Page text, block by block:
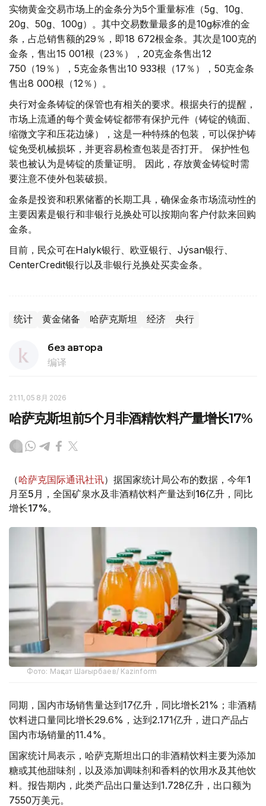
实物黄金交易市场上的金条分为5个重量标准（5g、10g、
20g、50g、100g）。其中交易数量最多的是10g标准的金
条，占总销售额的29％，即18 672根金条。其次是100克的
金条，售出15 001根（23％），20克金条售出12
750（19％），5克金条售出10 933根（17％），50克金条
售出8 000根（12％）。
央行对金条铸锭的保管也有相关的要求。根据央行的提醒，
市场上流通的每个黄金铸锭都带有保护元件（铸锭的镜面、
缩微文字和压花边缘），这是一种特殊的包装，可以保护铸
锭免受机械损坏，并更容易检查包装是否打开。 保护性包
装也被认为是铸锭的质量证明。 因此，存放黄金铸锭时需
要注意不使外包装破损。
金条是投资和积累储蓄的长期工具，确保金条市场流动性的
主要因素是银行和非银行兑换处可以按期向客户付款来回购
金条。
目前，民众可在Halyk银行、欧亚银行、Jýsan银行、
CenterCredit银行以及非银行兑换处买卖金条。
统计 黄金储备 哈萨克斯坦 经济 央行
без автора
编译
21:11, 05 8月 2026
哈萨克斯坦前5个月非酒精饮料产量增长17%
（哈萨克国际通讯社讯）据国家统计局公布的数据，今年1
月至5月，全国矿泉水及非酒精饮料产量达到16亿升，同比
增长17%。
Фото: Мақсат Шағырбаев/ Kazinform
同期，国内市场销售量达到17亿升，同比增长21%；非酒精
饮料进口量同比增长29.6%，达到2.171亿升，进口产品占
国内市场销量的11.4%。
国家统计局表示，哈萨克斯坦出口的非酒精饮料主要为添加
糖或其他甜味剂，以及添加调味剂和香料的饮用水及其他饮
料。报告期内，此类产品出口量达到1.728亿升，出口额为
7550万美元。